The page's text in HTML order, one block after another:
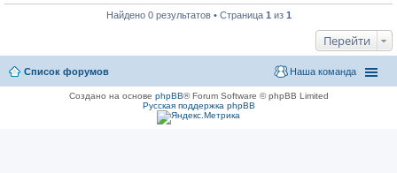
Найдено 0 результатов • Страница 1 из 1
Перейти
Список форумов Наша команда
Создано на основе phpBB® Forum Software © phpBB Limited
Русская поддержка phpBB